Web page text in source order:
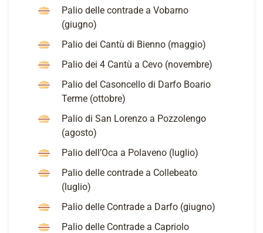
Palio delle contrade a Vobarno
(giugno)
Palio dei Cantù di Bienno (maggio)
Palio dei 4 Cantù a Cevo (novembre)
Palio del Casoncello di Darfo Boario
Terme (ottobre)
Palio di San Lorenzo a Pozzolengo
(agosto)
Palio dell’Oca a Polaveno (luglio)
Palio delle contrade a Collebeato
(luglio)
Palio delle Contrade a Darfo (giugno)
Palio delle Contrade a Capriolo